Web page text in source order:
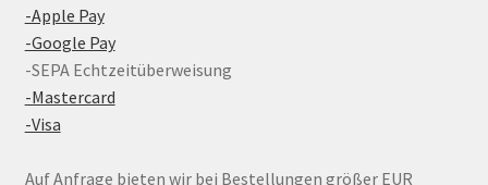
-Apple Pay
-Google Pay
-SEPA Echtzeitüberweisung
-Mastercard
-Visa
Auf Anfrage bieten wir bei Bestellungen größer EUR